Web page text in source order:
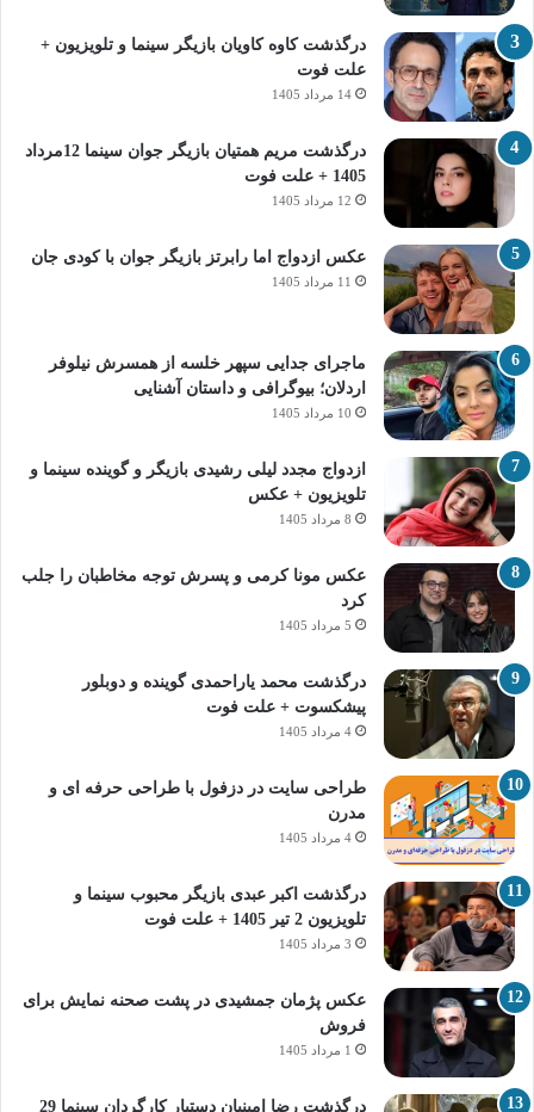
درگذشت کاوه کاویان بازیگر سینما و تلویزیون +
علت فوت
14 مرداد 1405
درگذشت مریم همتیان بازیگر جوان سینما 12مرداد
1405 + علت فوت
12 مرداد 1405
عکس ازدواج اما رابرتز بازیگر جوان با کودی جان
11 مرداد 1405
ماجرای جدایی سپهر خلسه از همسرش نیلوفر
اردلان؛ بیوگرافی و داستان آشنایی
10 مرداد 1405
ازدواج مجدد لیلی رشیدی بازیگر و گوینده سینما و
تلویزیون + عکس
8 مرداد 1405
عکس مونا کرمی و پسرش توجه مخاطبان را جلب
کرد
5 مرداد 1405
درگذشت محمد یاراحمدی گوینده و دوبلور
پیشکسوت + علت فوت
4 مرداد 1405
طراحی سایت در دزفول با طراحی حرفه‌ ای و
مدرن
4 مرداد 1405
درگذشت اکبر عبدی بازیگر محبوب سینما و
تلویزیون 2 تیر 1405 + علت فوت
3 مرداد 1405
عکس پژمان جمشیدی در پشت صحنه نمایش برای
فروش
1 مرداد 1405
درگذشت رضا امینیان دستیار کارگردان سینما 29